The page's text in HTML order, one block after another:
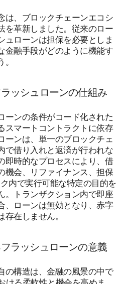
は、ブロックチェーンエコシ
を革新しました。従来のロー
ュローンは担保を必要としま
金融手段がどのように機能す
ッシュローンの仕組み
ーンの条件がコード化された
スマートコントラクトに依存
ーンは、単一のブロックチェ
で借り入れと返済が行われな
即時的なプロセスにより、借
機会、リファイナンス、担保
内で実行可能な特定の目的を
。トランザクション内で即座
、ローンは無効となり、赤字
在しません。
ラッシュローンの意義
の構造は、金融の風景の中で
ける柔軟性と機会を高めま